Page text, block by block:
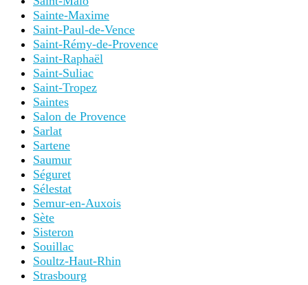
Sainte-Maxime
Saint-Paul-de-Vence
Saint-Rémy-de-Provence
Saint-Raphaël
Saint-Suliac
Saint-Tropez
Saintes
Salon de Provence
Sarlat
Sartene
Saumur
Séguret
Sélestat
Semur-en-Auxois
Sète
Sisteron
Souillac
Soultz-Haut-Rhin
Strasbourg